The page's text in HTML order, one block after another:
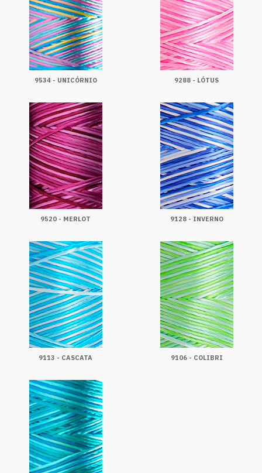
9534 - UNICÓRNIO 9288 - LÓTUS
9520 - MERLOT 9128 - INVERNO
9113 - CASCATA 9106 - COLIBRI